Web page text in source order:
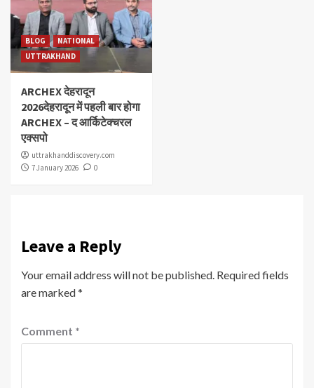
BLOG
NATIONAL
UTTRAKHAND
ARCHEX देहरादून
2026देहरादून में पहली बार होगा
ARCHEX – द आर्किटेक्चरल
एक्सपो
uttrakhanddiscovery.com
7 January 2026
0
Leave a Reply
Your email address will not be published. Required fields
are marked*
Comment *